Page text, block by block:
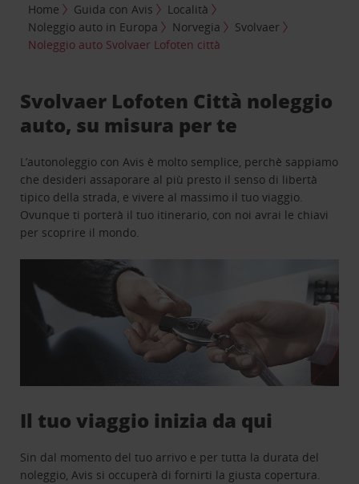
Home Guida con Avis
Località
Noleggio auto in Europa
Norvegia
Svolvaer
Noleggio auto Svolvaer Lofoten città
Svolvaer Lofoten Città noleggio
auto, su misura per te
L’autonoleggio con Avis è molto semplice, perchè sappiamo
che desideri assaporare al più presto il senso di libertà
tipico della strada, e vivere al massimo il tuo viaggio.
Ovunque ti porterà il tuo itinerario, con noi avrai le chiavi
per scoprire il mondo.
Il tuo viaggio inizia da qui
Sin dal momento del tuo arrivo e per tutta la durata del
noleggio, Avis si occuperà di fornirti la giusta copertura.